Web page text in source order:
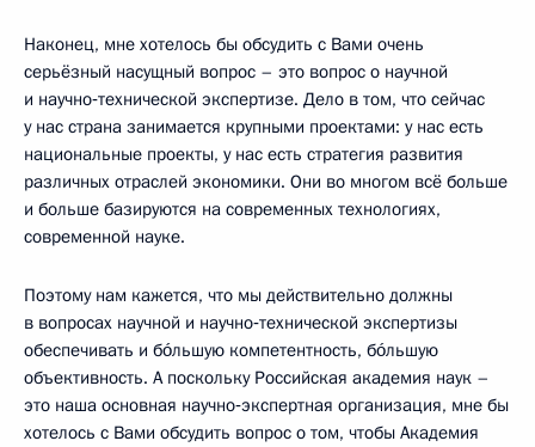
Наконец, мне хотелось бы обсудить с Вами очень
серьёзный насущный вопрос – это вопрос о научной
и научно‑технической экспертизе. Дело в том, что сейчас
у нас страна занимается крупными проектами: у нас есть
национальные проекты, у нас есть стратегия развития
различных отраслей экономики. Они во многом всё больше
и больше базируются на современных технологиях,
современной науке.
Поэтому нам кажется, что мы действительно должны
в вопросах научной и научно‑технической экспертизы
обеспечивать и бóльшую компетентность, бóльшую
объективность. А поскольку Российская академия наук –
это наша основная научно‑экспертная организация, мне бы
хотелось с Вами обсудить вопрос о том, чтобы Академия